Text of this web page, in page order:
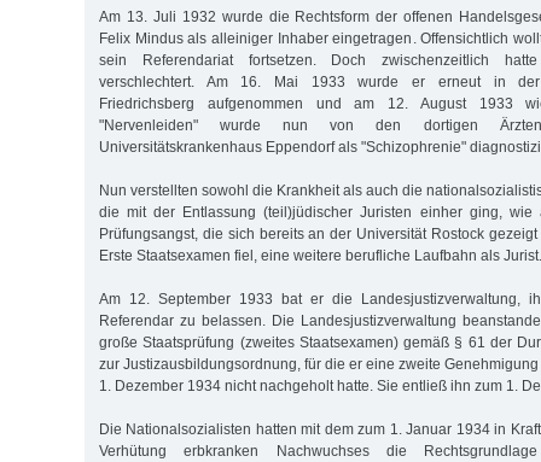
Am 13. Juli 1932 wurde die Rechtsform der offenen
Felix Mindus als alleiniger Inhaber eingetragen. Offensichtlich
sein Referendariat fortsetzen. Doch zwischenzeitlich
verschlechtert. Am 16. Mai 1933 wurde er erneut in der
Friedrichsberg aufgenommen und am 12. August 1933
"Nervenleiden" wurde nun von den dortigen
Universitätskrankenhaus Eppendorf als "Schizophrenie"
Nun verstellten sowohl die Krankheit als auch die
die mit der Entlassung (teil)jüdischer Juristen einher ging, wie
Prüfungsangst, die sich bereits an der Universität Rostock
Erste Staatsexamen fiel, eine weitere berufliche Laufbahn als Jurist.
Am 12. September 1933 bat er die Landesjustizverwaltung,
Referendar zu belassen. Die Landesjustizverwaltung
große Staatsprüfung (zweites Staatsexamen) gemäß § 61 der
zur Justizausbildungsordnung, für die er eine zweite
1. Dezember 1934 nicht nachgeholt hatte. Sie entließ ihn zum 1.
Die Nationalsozialisten hatten mit dem zum 1. Januar 1934 in
Verhütung erbkranken Nachwuchses die